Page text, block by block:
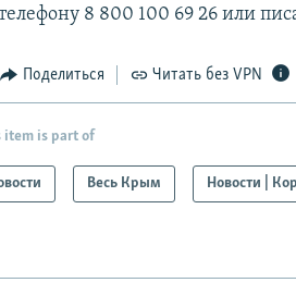
8 800 100 69 26 или
Поделиться Читать без VPN
item is part of
Весь Крым Новости |